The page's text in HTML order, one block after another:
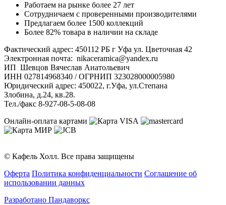
Работаем на рынке более 27 лет
Сотрудничаем с проверенными производителями
Предлагаем более 1500 коллекций
Более 82% товара в наличии на складе
Фактический адрес: 450112 РБ г Уфа ул. Цветочная 42
Электронная почта: nikaceramica@yandex.ru
ИП Шевцов Вячеслав Анатольевич
ИНН 027814968340 / ОГРНИП 323028000005980
Юридический адрес: 450022, г.Уфа, ул.Степана
Злобина, д.24, кв.28.
Тел./факс 8-927-08-5-08-08
Онлайн-оплата картами
© Кафель Холл. Все права защищены
Оферта Политика конфиденциальности Соглашение об
использовании данных
Разработано Пандаворкс